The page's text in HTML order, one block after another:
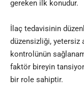
gereken ilk konudur.
İlaç tedavisinin
düzensizliği, yetersiz
kontrolünün
faktör bireyin
bir role sahiptir.